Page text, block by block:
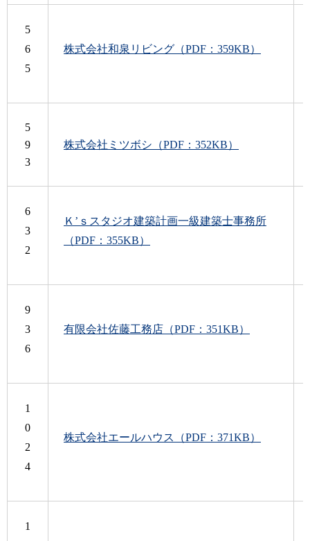
5
6
5
株式会社和泉リビング（PDF：359KB）
5
9
3
株式会社ミツボシ（PDF：352KB）
6
3
2
Ｋ’ｓスタジオ建築計画一級建築士事務所
（PDF：355KB）
9
3
6
有限会社佐藤工務店（PDF：351KB）
1
0
2
4
株式会社エールハウス（PDF：371KB）
1